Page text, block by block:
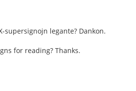
supersignojn legante? Dankon.
for reading? Thanks.